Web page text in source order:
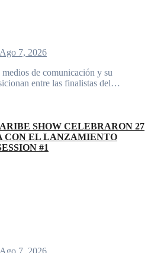
Ago 7, 2026
entre las finalistas del…
SHOW CELEBRARON 27
CON EL LANZAMIENTO
#1